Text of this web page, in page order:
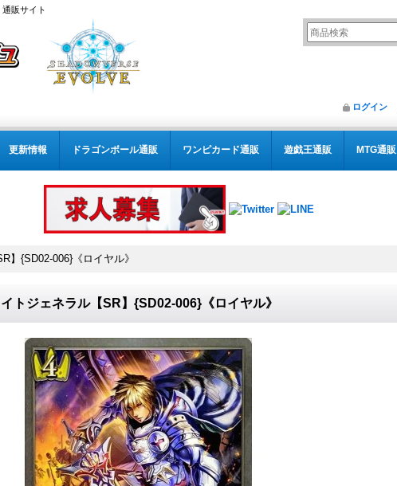
販サイト
ログイン
更新情報 ドラゴンボール通販 ワンピカード通販 遊戯王通販 MTG通販
】{SD02-006}《ロイヤル》
トジェネラル【SR】{SD02-006}《ロイヤル》